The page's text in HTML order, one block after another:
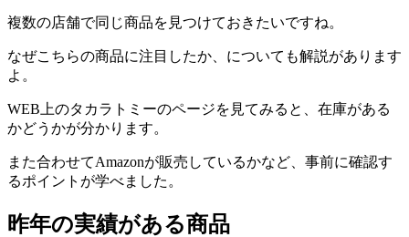
複数の店舗で同じ商品を見つけておきたいですね。
なぜこちらの商品に注目したか、についても解説があります
よ。
WEB上のタカラトミーのページを見てみると、在庫がある
かどうかが分かります。
また合わせてAmazonが販売しているかなど、事前に確認す
るポイントが学べました。
昨年の実績がある商品